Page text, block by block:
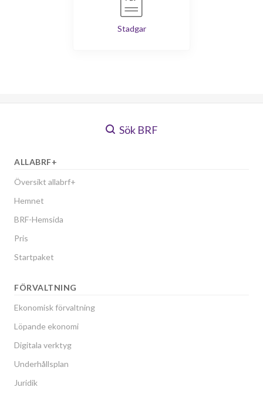
Stadgar
Sök BRF
ALLABRF+
Översikt allabrf+
Hemnet
BRF-Hemsida
Pris
Startpaket
FÖRVALTNING
Ekonomisk förvaltning
Löpande ekonomi
Digitala verktyg
Underhållsplan
Juridik